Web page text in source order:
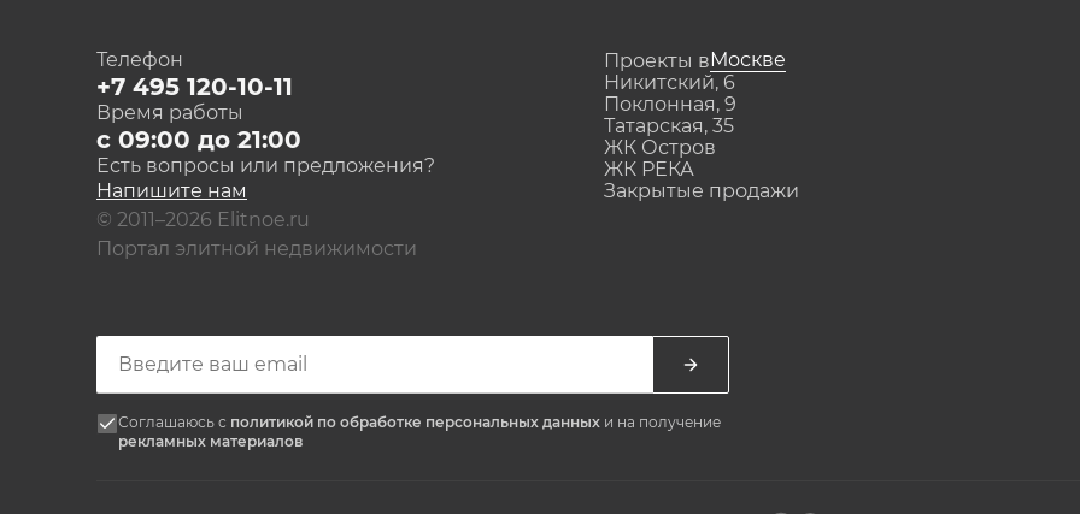
Телефон
+7 495 120-10-11
Время работы
с 09:00 до 21:00
Есть вопросы или предложения?
Напишите нам
© 2011–2026 Elitnoe.ru
Портал элитной недвижимости
Проекты вМоскве
Никитский, 6
Поклонная, 9
Татарская, 35
ЖК Остров
ЖК РЕКА
Закрытые продажи
Соглашаюсь с политикой по обработке персональных данных и на получение
рекламных материалов